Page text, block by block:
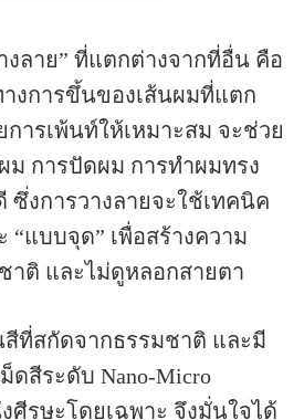
งลาย” ที่แตกต่างจากที่อื่น คือ
งการขึ้นของเส้นผมที่แตก
การเพ้นท์ให้เหมาะสม จะช่วย
ม การปัดผม การทำผมทรง
ซึ่งการวางลายจะใช้เทคนิค
“แบบจุด” เพื่อสร้างความ
าติ และไม่ดูหลอกสายตา
สีที่สกัดจากธรรมชาติ และมี
ดสีระดับ Nano-Micro
ศีรษะโดยเฉพาะ จึงมั่นใจได้